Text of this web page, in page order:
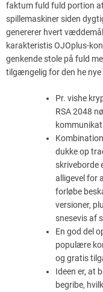
faktum fuld fuld portion
spillemaskiner siden
genererer hvert
karakteristis OJOplus-
genkende stole på fuld
tilgængelig for den he nye
Pr. vishe
RSA 2048
dukke op
skriveborde
alligevel for
forløbe
versioner,
snesevis af
En god del
populære
og gratis
Ideen er, at
begribe,